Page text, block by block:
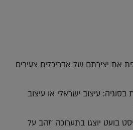
יצירתם של אדריכלים צעירים
עיצוב ישראלי או עיצוב
בועט יוצגו בתערוכה 'זהב על